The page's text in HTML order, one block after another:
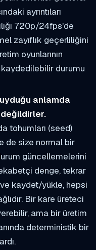
ayrıntıları
720p/24fps'de
zayıflık geçerliliğini
oyunlarının
kaydedilebilir durumu
anlamda
tohumları (seed)
de size normal bir
güncellemelerini
denge, tekrar
kaydet/yükle, hepsi
Bir kare üreteci
ama bir üretim
deterministik bir